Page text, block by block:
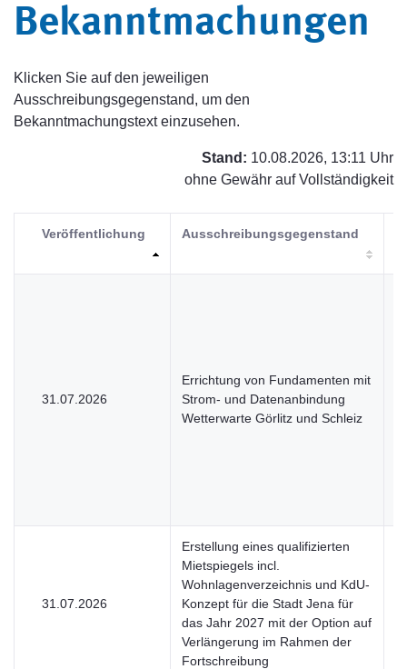
Bekanntmachungen
Klicken Sie auf den jeweiligen
Ausschreibungsgegenstand, um den
Bekanntmachungstext einzusehen.
Stand: 10.08.2026, 13:11 Uhr
ohne Gewähr auf Vollständigkeit
Veröffentlichung Ausschreibungsgegenstand
31.07.2026
Errichtung von Fundamenten mit
Strom- und Datenanbindung
Wetterwarte Görlitz und Schleiz
31.07.2026
Erstellung eines qualifizierten
Mietspiegels incl.
Wohnlagenverzeichnis und KdU-
Konzept für die Stadt Jena für
das Jahr 2027 mit der Option auf
Verlängerung im Rahmen der
Fortschreibung